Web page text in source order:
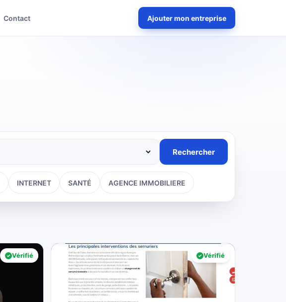
Contact Ajouter mon entreprise
Rechercher
INTERNET SANTÉ AGENCE IMMOBILIERE
Vérifié Vérifié